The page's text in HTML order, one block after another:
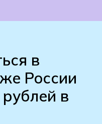
в
России
в